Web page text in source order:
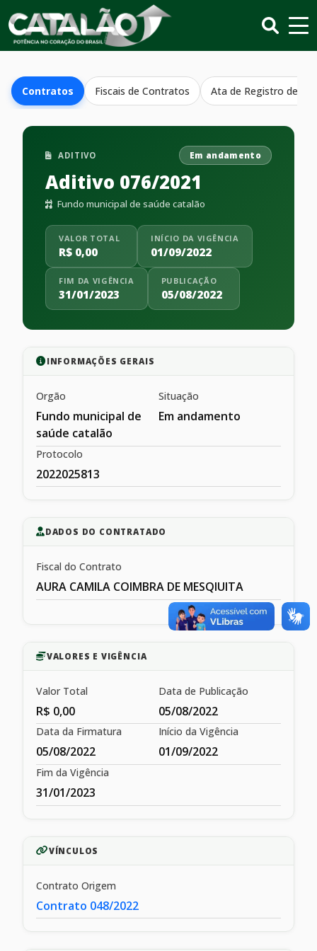
Contratos Fiscais de Contratos Ata de Registro de
ADITIVO Em andamento
Aditivo 076/2021
Fundo municipal de saúde catalão
VALOR TOTAL
R$ 0,00
INÍCIO DA VIGÊNCIA
01/09/2022
FIM DA VIGÊNCIA
31/01/2023
PUBLICAÇÃO
05/08/2022
INFORMAÇÕES GERAIS
Orgão
Fundo municipal de
saúde catalão
Situação
Em andamento
Protocolo
2022025813
DADOS DO CONTRATADO
Fiscal do Contrato
AURA CAMILA COIMBRA DE MESQIUITA
VALORES E VIGÊNCIA
Valor Total
R$ 0,00
Data de Publicação
05/08/2022
Data da Firmatura
05/08/2022
Início da Vigência
01/09/2022
Fim da Vigência
31/01/2023
VÍNCULOS
Contrato Origem
Contrato 048/2022